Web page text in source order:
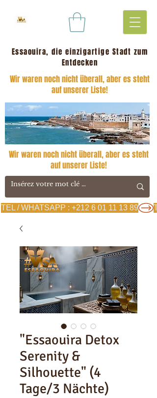
Essaouira, die einzigartige Stadt zum
Entdecken
Wir waren noch nicht überall, aber es steht
auf unserer Liste!
TEL / WHATSAPP : +212 6 01 11 13 89
Wir waren noch nicht überall, aber es steht
auf unserer Liste!
"Essaouira Detox
Serenity &
Silhouette" (4
Tage/3 Nächte)